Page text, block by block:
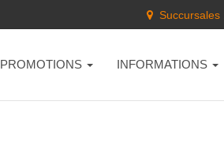
Succursales
PROMOTIONS INFORMATIONS